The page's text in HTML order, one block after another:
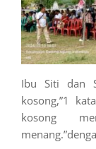
Ibu Siti dan
kosong,”1
kosong